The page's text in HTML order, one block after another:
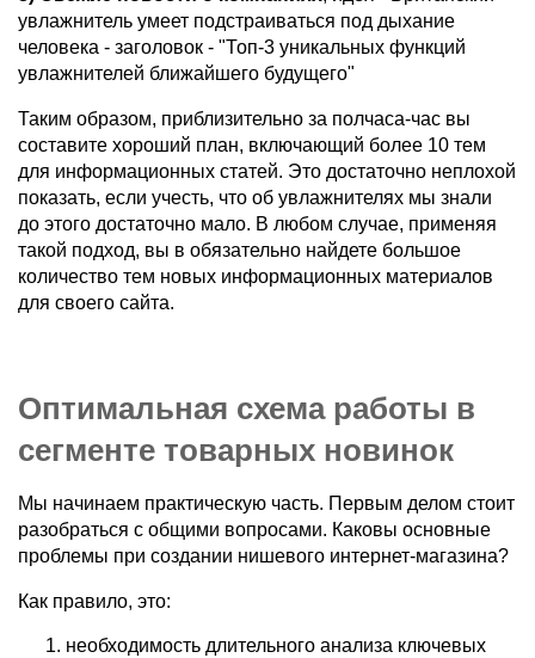
увлажнитель умеет подстраиваться под дыхание
человека - заголовок - "Топ-3 уникальных функций
увлажнителей ближайшего будущего"
Таким образом, приблизительно за полчаса-час вы
составите хороший план, включающий более 10 тем
для информационных статей. Это достаточно неплохой
показать, если учесть, что об увлажнителях мы знали
до этого достаточно мало. В любом случае, применяя
такой подход, вы в обязательно найдете большое
количество тем новых информационных материалов
для своего сайта.
Оптимальная схема работы в
сегменте товарных новинок
Мы начинаем практическую часть. Первым делом стоит
разобраться с общими вопросами. Каковы основные
проблемы при создании нишевого интернет-магазина?
Как правило, это:
необходимость длительного анализа ключевых